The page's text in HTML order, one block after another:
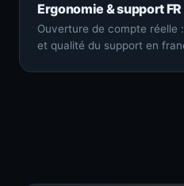
Ergonomie & support FR
Ouverture de compte réelle
et qualité du support en